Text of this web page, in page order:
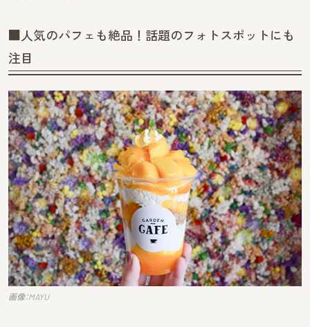
■人気のパフェも絶品！話題のフォトスポットにも
注目
画像：MAYU